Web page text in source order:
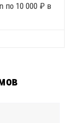
по 10 000 ₽ в